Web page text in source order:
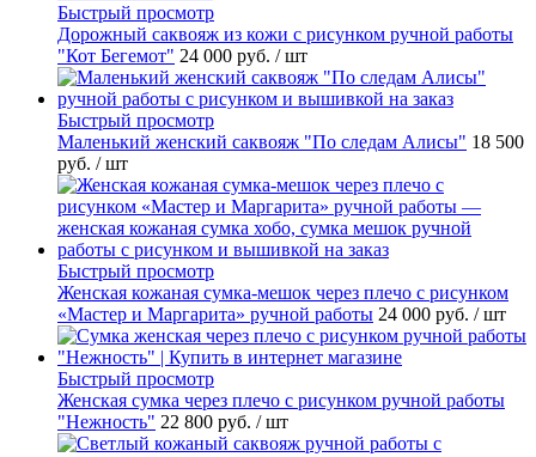
Быстрый просмотр
Дорожный саквояж из кожи с рисунком ручной работы
"Кот Бегемот" 24 000 руб. / шт
Быстрый просмотр
Маленький женский саквояж "По следам Алисы" 18 500
руб. / шт
Быстрый просмотр
Женская кожаная сумка-мешок через плечо с рисунком
«Мастер и Маргарита» ручной работы 24 000 руб. / шт
Быстрый просмотр
Женская сумка через плечо с рисунком ручной работы
"Нежность" 22 800 руб. / шт